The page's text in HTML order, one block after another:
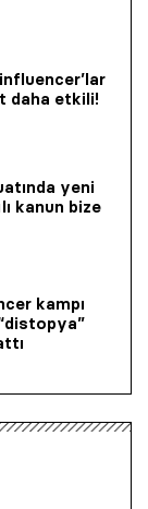
daha etkili!
yeni
kanun bize
kampı